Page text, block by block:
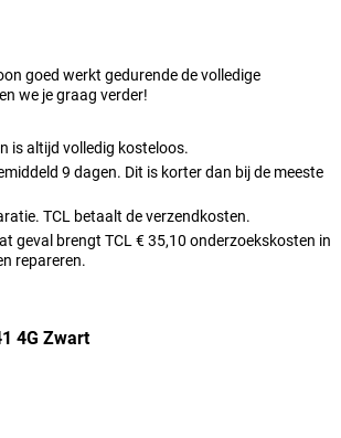
praktische extra’s, zoals een wekker,
met draadloze accessoires zoals
moderne accessoires en gemak.
Dit maakt het toestel ideaal als je geen
De knoppen reageren snel en zorgen voor een
berichten sturen en door het menu navigeren.
goed werkt gedurende de volledige
we je graag verder!
is altijd volledig kosteloos.
9 dagen. Dit is korter dan bij de meeste
TCL betaalt de verzendkosten.
geval brengt TCL € 35,10 onderzoekskosten in
repareren.
4G Zwart